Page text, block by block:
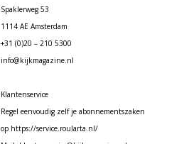
Spaklerweg 53
1114 AE Amsterdam
+31 (0)20 – 210 5300
info@kijkmagazine.nl
Klantenservice
Regel eenvoudig zelf je abonnementszaken
op https://service.roularta.nl/